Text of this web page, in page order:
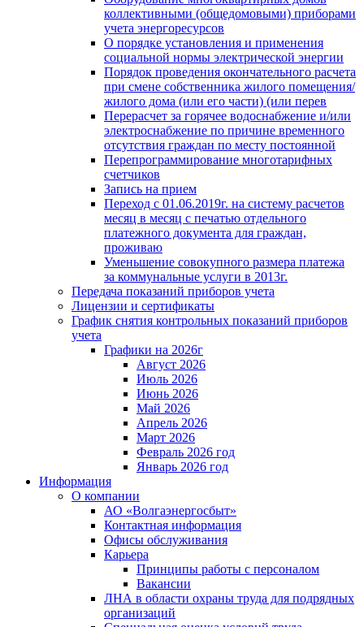
коллективными (общедомовыми) приборами
учета энергоресурсов
О порядке установления и применения
социальной нормы электрической энергии
Порядок проведения окончательного расчета
при смене собственника жилого помещения/
жилого дома (или его части) (или перев
Перерасчет за горячее водоснабжение и/или
электроснабжение по причине временного
отсутствия граждан по месту постоянной
Перепрограммирование многотарифных
счетчиков
Запись на прием
Переход с 01.06.2019г. на систему расчетов
месяц в месяц с печатью отдельного
платежного документа для граждан,
проживаю
Уменьшение совокупного размера платежа
за коммунальные услуги в 2013г.
Передача показаний приборов учета
Лицензии и сертификаты
График снятия контрольных показаний приборов
учета
Графики на 2026г
Август 2026
Июль 2026
Июнь 2026
Май 2026
Апрель 2026
Март 2026
Февраль 2026 год
Январь 2026 год
Информация
О компании
АО «Волгаэнергосбыт»
Контактная информация
Офисы обслуживания
Карьера
Принципы работы с персоналом
Вакансии
ЛНА в области охраны труда для подрядных
организаций